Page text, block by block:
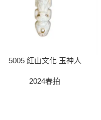
5005 紅山文化 玉神人
2024春拍